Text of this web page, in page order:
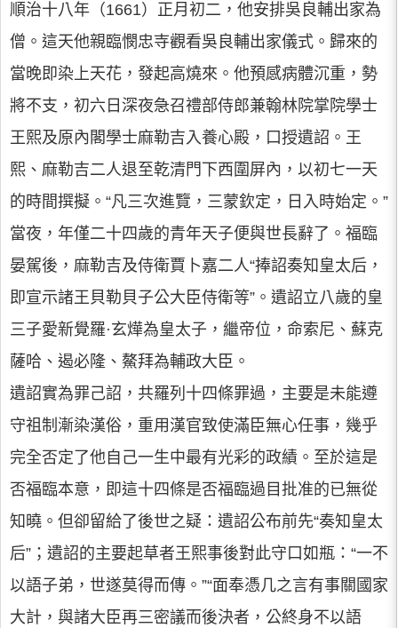
順治十八年（1661）正月初二，他安排吳良輔出家為
僧。這天他親臨憫忠寺觀看吳良輔出家儀式。歸來的
當晚即染上天花，發起高燒來。他預感病體沉重，勢
將不支，初六日深夜急召禮部侍郎兼翰林院掌院學士
王熙及原內閣學士麻勒吉入養心殿，口授遺詔。王
熙、麻勒吉二人退至乾清門下西圍屏內，以初七一天
的時間撰擬。“凡三次進覽，三蒙欽定，日入時始定。”
當夜，年僅二十四歲的青年天子便與世長辭了。福臨
晏駕後，麻勒吉及侍衛賈卜嘉二人“捧詔奏知皇太后，
即宣示諸王貝勒貝子公大臣侍衛等”。遺詔立八歲的皇
三子愛新覺羅·玄燁為皇太子，繼帝位，命索尼、蘇克
薩哈、遏必隆、鰲拜為輔政大臣。
遺詔實為罪己詔，共羅列十四條罪過，主要是未能遵
守祖制漸染漢俗，重用漢官致使滿臣無心任事，幾乎
完全否定了他自己一生中最有光彩的政績。至於這是
否福臨本意，即這十四條是否福臨過目批准的已無從
知曉。但卻留給了後世之疑：遺詔公布前先“奏知皇太
后”；遺詔的主要起草者王熙事後對此守口如瓶：“一不
以語子弟，世遂莫得而傳。”“面奉憑几之言有事關國家
大計，與諸大臣再三密議而後決者，公終身不以語